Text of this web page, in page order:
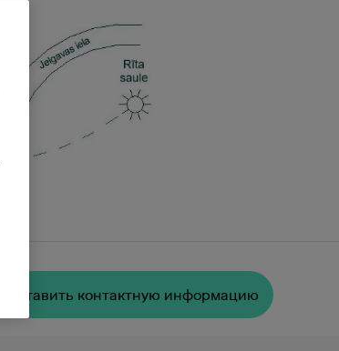
Oставить контактную информацию